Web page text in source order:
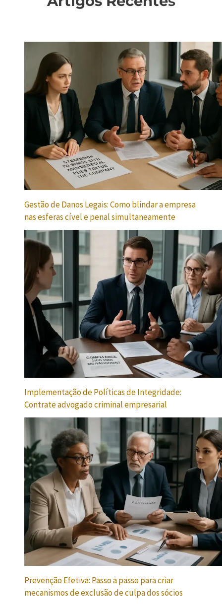
Gestão de Danos Legais: Como blindar a empresa
nas esferas cível e penal simultaneamente
Implementação de Políticas de Integridade:
Contrate advogado criminal empresarial
Prevenção Efetiva: Passo a passo para criar
mecanismos de exclusão de culpa dos sócios